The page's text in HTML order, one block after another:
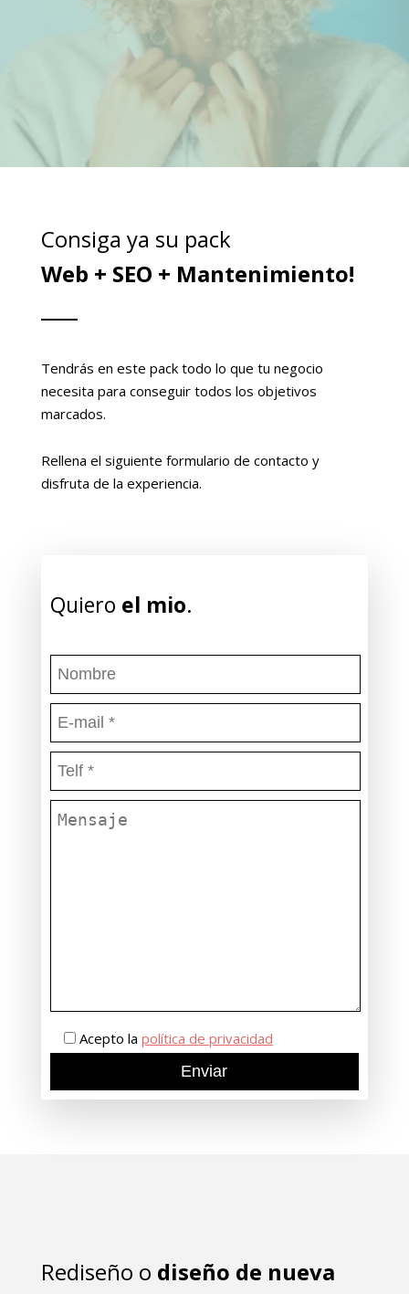
Consiga ya su pack
Web + SEO + Mantenimiento!
Tendrás en este pack todo lo que tu negocio
necesita para conseguir todos los objetivos
marcados.
Rellena el siguiente formulario de contacto y
disfruta de la experiencia.
Quiero el mio.
Acepto la política de privacidad
Rediseño o diseño de nueva